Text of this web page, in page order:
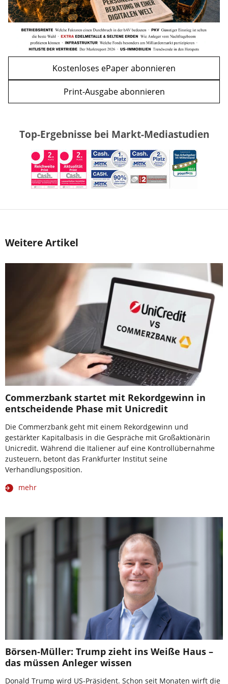
Kostenloses ePaper abonnieren
Print-Ausgabe abonnieren
Top-Ergebnisse bei Markt-Mediastudien
Weitere Artikel
Commerzbank startet mit Rekordgewinn in
entscheidende Phase mit Unicredit
Die Commerzbank geht mit einem Rekordgewinn und
gestärkter Kapitalbasis in die Gespräche mit Großaktionärin
Unicredit. Während die Italiener auf eine Kontrollübernahme
zusteuern, betont das Frankfurter Institut seine
Verhandlungsposition.
mehr
Börsen-Müller: Trump zieht ins Weiße Haus –
das müssen Anleger wissen
Donald Trump wird US-Präsident. Schon seit Monaten wirft die